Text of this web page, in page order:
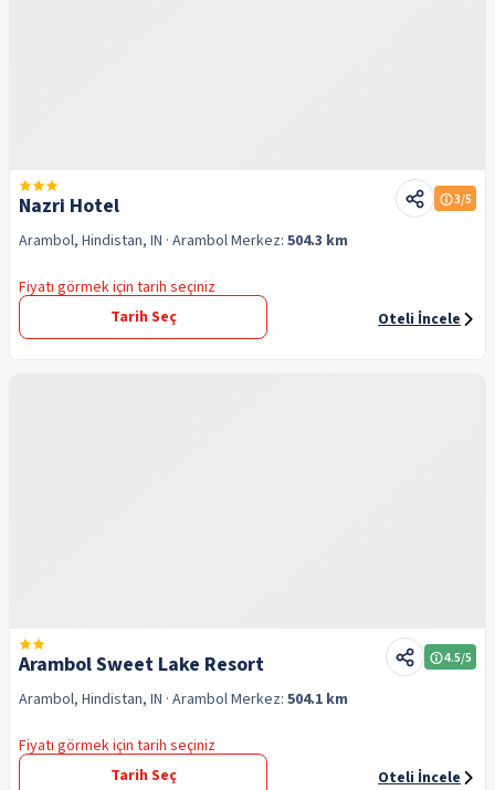
Nazri Hotel 3/5
Arambol, Hindistan, IN · ArambolMerkez: 504.3 km
Fiyatı görmek için tarih seçiniz
Tarih Seç
Oteli İncele
Arambol Sweet Lake Resort 4.5/5
Arambol, Hindistan, IN · ArambolMerkez: 504.1 km
Fiyatı görmek için tarih seçiniz
Tarih Seç
Oteli İncele